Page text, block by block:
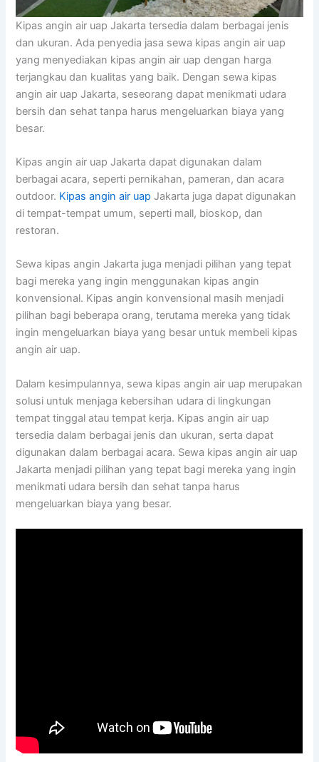
Kipas angin air uap Jakarta tersedia dalam berbagai jenis
dan ukuran. Ada penyedia jasa sewa kipas angin air uap
yang menyediakan kipas angin air uap dengan harga
terjangkau dan kualitas yang baik. Dengan sewa kipas
angin air uap Jakarta, seseorang dapat menikmati udara
bersih dan sehat tanpa harus mengeluarkan biaya yang
besar.
Kipas angin air uap Jakarta dapat digunakan dalam
berbagai acara, seperti pernikahan, pameran, dan acara
outdoor. Kipas angin air uap Jakarta juga dapat digunakan
di tempat-tempat umum, seperti mall, bioskop, dan
restoran.
Sewa kipas angin Jakarta juga menjadi pilihan yang tepat
bagi mereka yang ingin menggunakan kipas angin
konvensional. Kipas angin konvensional masih menjadi
pilihan bagi beberapa orang, terutama mereka yang tidak
ingin mengeluarkan biaya yang besar untuk membeli kipas
angin air uap.
Dalam kesimpulannya, sewa kipas angin air uap merupakan
solusi untuk menjaga kebersihan udara di lingkungan
tempat tinggal atau tempat kerja. Kipas angin air uap
tersedia dalam berbagai jenis dan ukuran, serta dapat
digunakan dalam berbagai acara. Sewa kipas angin air uap
Jakarta menjadi pilihan yang tepat bagi mereka yang ingin
menikmati udara bersih dan sehat tanpa harus
mengeluarkan biaya yang besar.